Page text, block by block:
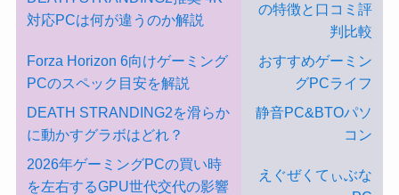
対応PCは何が違うのか解説
の特徴と口コミ評
判比較
Forza Horizon 6向けゲーミング
PCのスペック目安を解説
おすすめゲーミン
グPCライフ
DEATH STRANDING2を滑らか
に動かすグラボはどれ？
静音PC&BTOパソ
コン
2026年ゲーミングPCの買い時
を左右するGPU世代交代の影響
えぐぜくてぃぶな